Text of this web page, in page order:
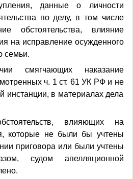
данные о личности
по делу, в том числе
обстоятельства, влияние
на исправление осужденного
семьи.
смягчающих наказание
ч. 1 ст. 61 УК РФ и не
инстанции, в материалах дела
влияющих на
которые не были бы учтены
приговора или были учтены
судом апелляционной